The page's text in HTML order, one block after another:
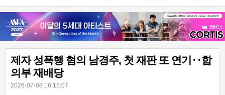
제자 성폭행 혐의 남경주, 첫 재판 또 연기‥합
의부 재배당
2026-07-08 16:15:07